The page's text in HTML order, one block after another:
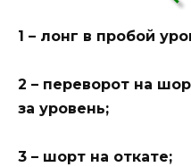
1 – лонг в пробой
2 – переворот на
за уровень;
3 – шорт на откате;